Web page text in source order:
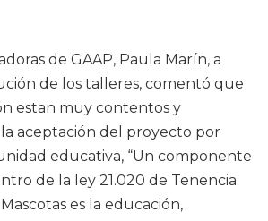
de GAAP, Paula Marín, a
de los talleres, comentó que
estan muy contentos y
aceptación del proyecto por
educativa, “Un componente
de la ley 21.020 de Tenencia
es la educación,